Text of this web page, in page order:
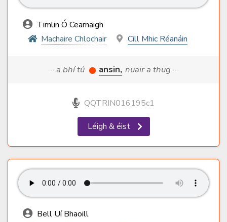
Timlin Ó Cearnaigh
Machaire Chlochair
Cill Mhic Réanáin
··· a bhí tú ansin, nuair a thug ···
QQTRIN016195c1
Léigh & éist
Bell Uí Bhaoill